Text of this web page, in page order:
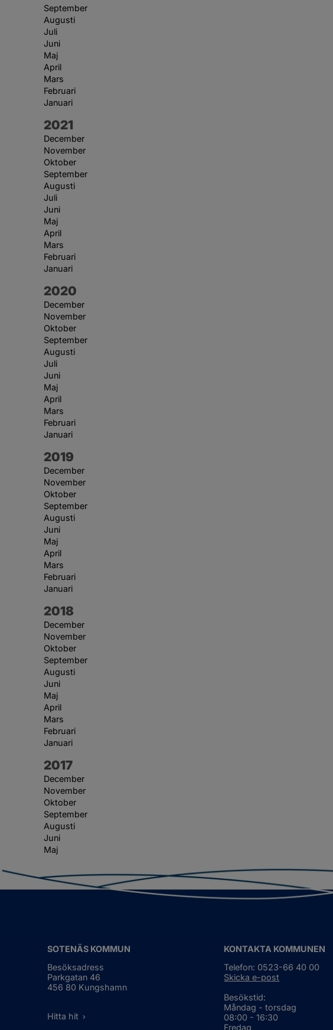
September
Augusti
Juli
Juni
Maj
April
Mars
Februari
Januari
År:
2021
December
November
Oktober
September
Augusti
Juli
Juni
Maj
April
Mars
Februari
Januari
År:
2020
December
November
Oktober
September
Augusti
Juli
Juni
Maj
April
Mars
Februari
Januari
År:
2019
December
November
Oktober
September
Augusti
Juni
Maj
April
Mars
Februari
Januari
År:
2018
December
November
Oktober
September
Augusti
Juni
Maj
April
Mars
Februari
Januari
År:
2017
December
November
Oktober
September
Augusti
Juni
Maj
SOTENÄS KOMMUN
Besöksadress
Parkgatan 46
456 80 Kungshamn
Hitta hit
KONTAKTA KOMMUNEN
Telefon: 0523-66 40 00
Skicka e-post
Besökstid:
Måndag - torsdag
08:00 - 16:30
Fredag